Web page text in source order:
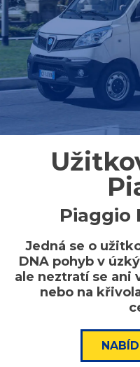
Piaggio
Jedná se o
DNA pohyb v
ale neztratí se ani
nebo na